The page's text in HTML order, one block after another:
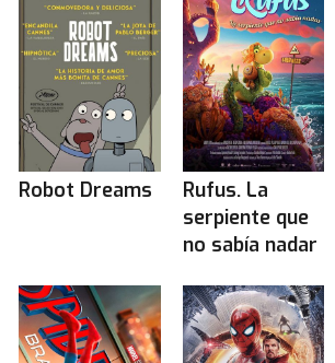
Robot Dreams
Rufus. La
serpiente que
no sabía nadar